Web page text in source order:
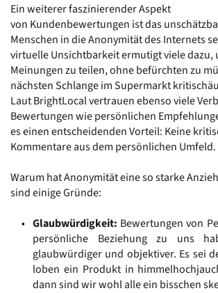
Ein weiterer faszinierender Aspekt
von Kundenbewertungen ist das
Menschen in die Anonymität des Internets
virtuelle Unsichtbarkeit ermutigt viele
Meinungen zu teilen, ohne befürchten zu
nächsten Schlange im Supermarkt
Laut BrightLocal vertrauen ebenso viele
Bewertungen wie persönlichen
es einen entscheidenden Vorteil: Keine
Kommentare aus dem persönlichen Umfeld.
Warum hat Anonymität eine so starke
sind einige Gründe:
Glaubwürdigkeit: Bewertungen von
persönliche Beziehung zu uns
glaubwürdiger und objektiver. Es sei
loben ein Produkt in
dann sind wir wohl alle ein bisschen